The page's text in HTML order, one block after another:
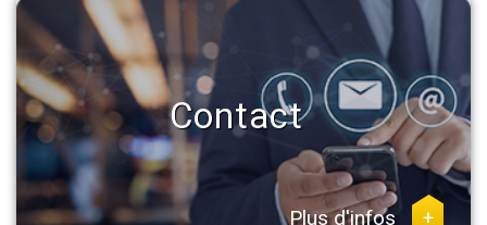
Contact
Plus d'infos +